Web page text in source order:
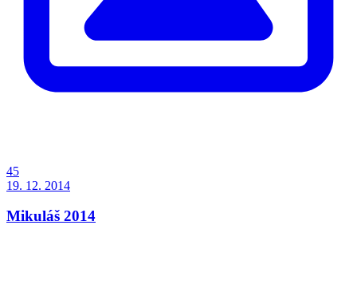
45
19. 12. 2014
Mikuláš 2014